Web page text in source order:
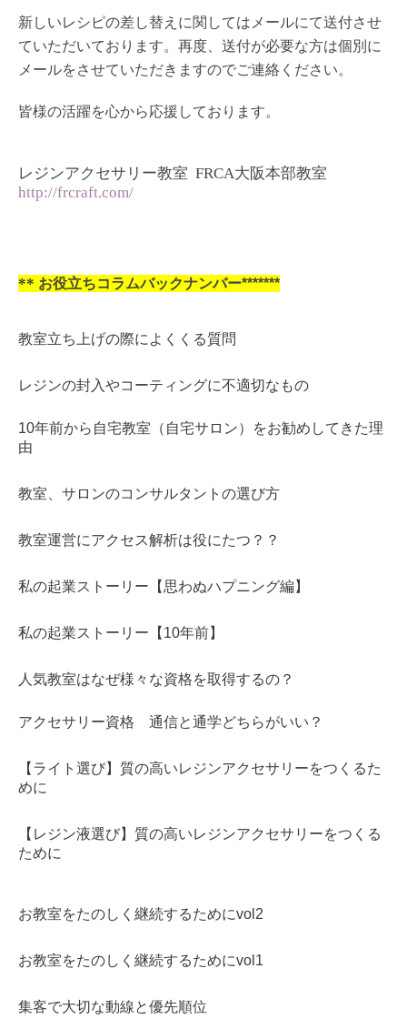
新しいレシピの差し替えに関してはメールにて送付させ
ていただいております。再度、送付が必要な方は個別に
メールをさせていただきますのでご連絡ください。
皆様の活躍を心から応援しております。
レジンアクセサリー教室 FRCA大阪本部教室
http://frcraft.com/
** お役立ちコラムバックナンバー*******
教室立ち上げの際によくくる質問
レジンの封入やコーティングに不適切なもの
10年前から自宅教室（自宅サロン）をお勧めしてきた理
由
教室、サロンのコンサルタントの選び方
教室運営にアクセス解析は役にたつ？？
私の起業ストーリー【思わぬハプニング編】
私の起業ストーリー【10年前】
人気教室はなぜ様々な資格を取得するの？
アクセサリー資格 通信と通学どちらがいい？
【ライト選び】質の高いレジンアクセサリーをつくるた
めに
【レジン液選び】質の高いレジンアクセサリーをつくる
ために
お教室をたのしく継続するためにvol2
お教室をたのしく継続するためにvol1
集客で大切な動線と優先順位